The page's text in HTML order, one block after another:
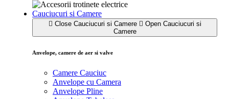
Cauciucuri si Camere
Close Cauciucuri si Camere
Open Cauciucuri si
Camere
Anvelope, camere de aer si valve
Camere Cauciuc
Anvelope cu Camera
Anvelope Pline